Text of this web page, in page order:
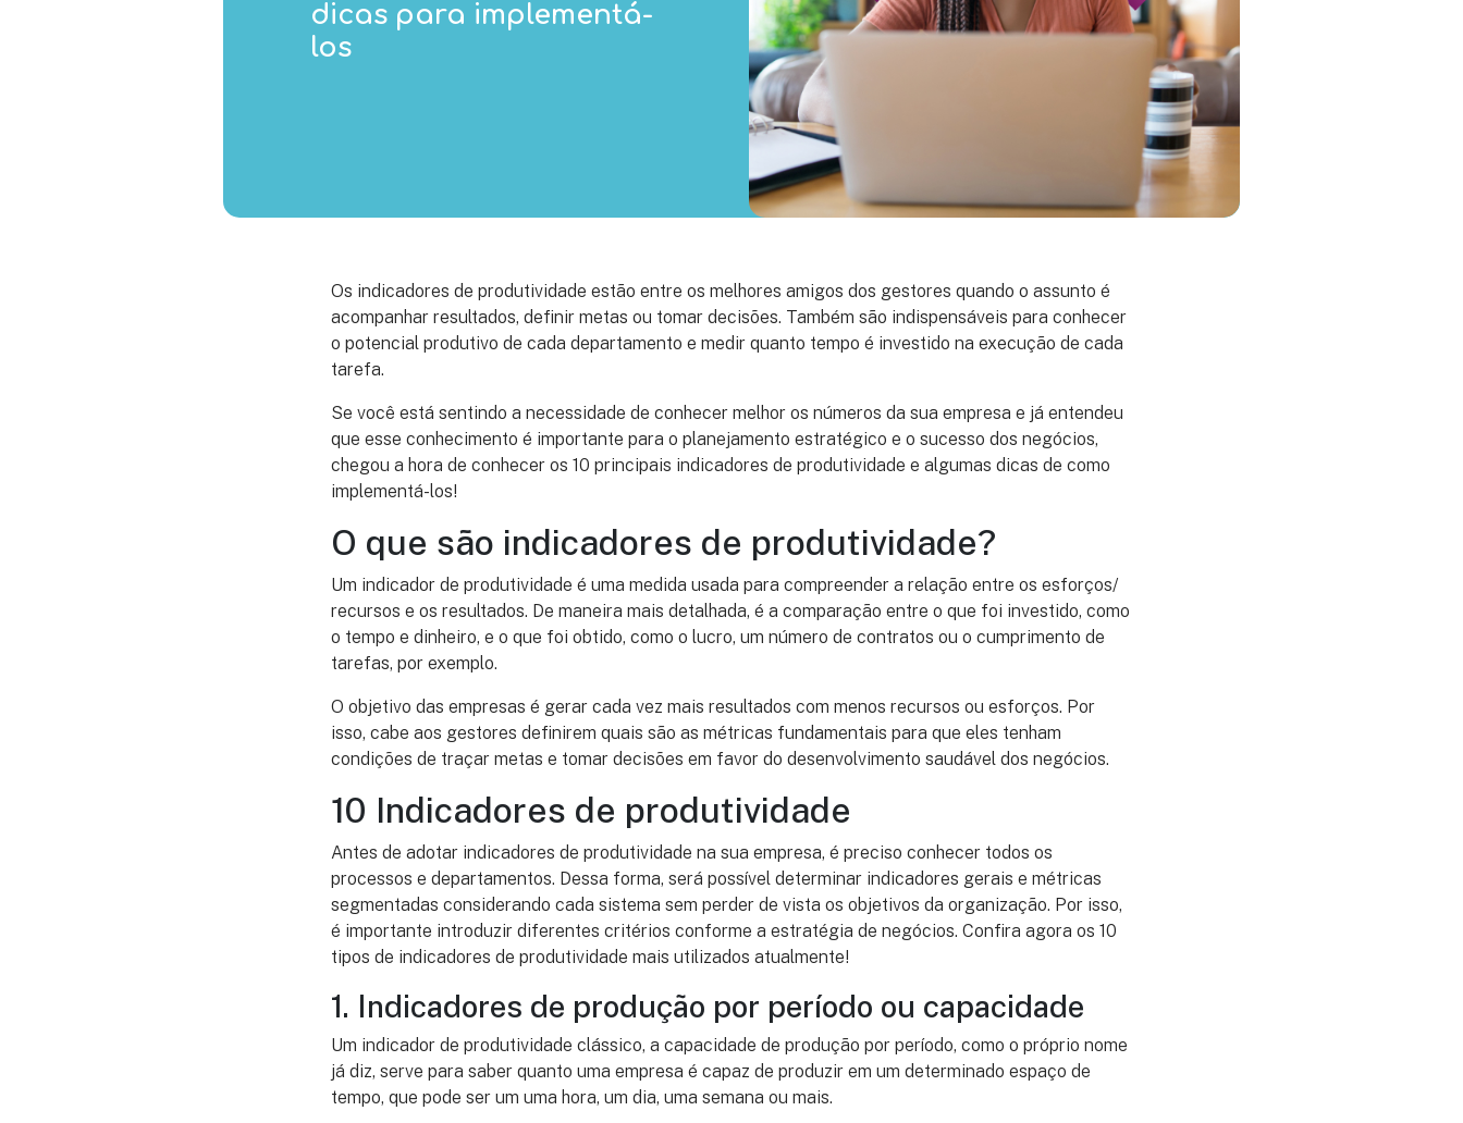
dicas para implementá-
los
Os indicadores de produtividade estão entre os melhores amigos dos gestores quando o assunto é
acompanhar resultados, definir metas ou tomar decisões. Também são indispensáveis para conhecer
o potencial produtivo de cada departamento e medir quanto tempo é investido na execução de cada
tarefa.
Se você está sentindo a necessidade de conhecer melhor os números da sua empresa e já entendeu
que esse conhecimento é importante para o planejamento estratégico e o sucesso dos negócios,
chegou a hora de conhecer os 10 principais indicadores de produtividade e algumas dicas de como
implementá-los!
O que são indicadores de produtividade?
Um indicador de produtividade é uma medida usada para compreender a relação entre os esforços/
recursos e os resultados. De maneira mais detalhada, é a comparação entre o que foi investido, como
o tempo e dinheiro, e o que foi obtido, como o lucro, um número de contratos ou o cumprimento de
tarefas, por exemplo.
O objetivo das empresas é gerar cada vez mais resultados com menos recursos ou esforços. Por
isso, cabe aos gestores definirem quais são as métricas fundamentais para que eles tenham
condições de traçar metas e tomar decisões em favor do desenvolvimento saudável dos negócios.
10 Indicadores de produtividade
Antes de adotar indicadores de produtividade na sua empresa, é preciso conhecer todos os
processos e departamentos. Dessa forma, será possível determinar indicadores gerais e métricas
segmentadas considerando cada sistema sem perder de vista os objetivos da organização. Por isso,
é importante introduzir diferentes critérios conforme a estratégia de negócios. Confira agora os 10
tipos de indicadores de produtividade mais utilizados atualmente!
1. Indicadores de produção por período ou capacidade
Um indicador de produtividade clássico, a capacidade de produção por período, como o próprio nome
já diz, serve para saber quanto uma empresa é capaz de produzir em um determinado espaço de
tempo, que pode ser um uma hora, um dia, uma semana ou mais.